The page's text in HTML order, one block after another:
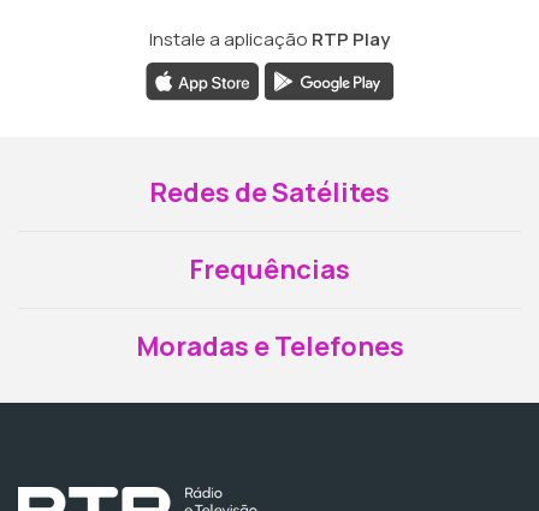
Instale a aplicação RTP Play
Redes de Satélites
Frequências
Moradas e Telefones